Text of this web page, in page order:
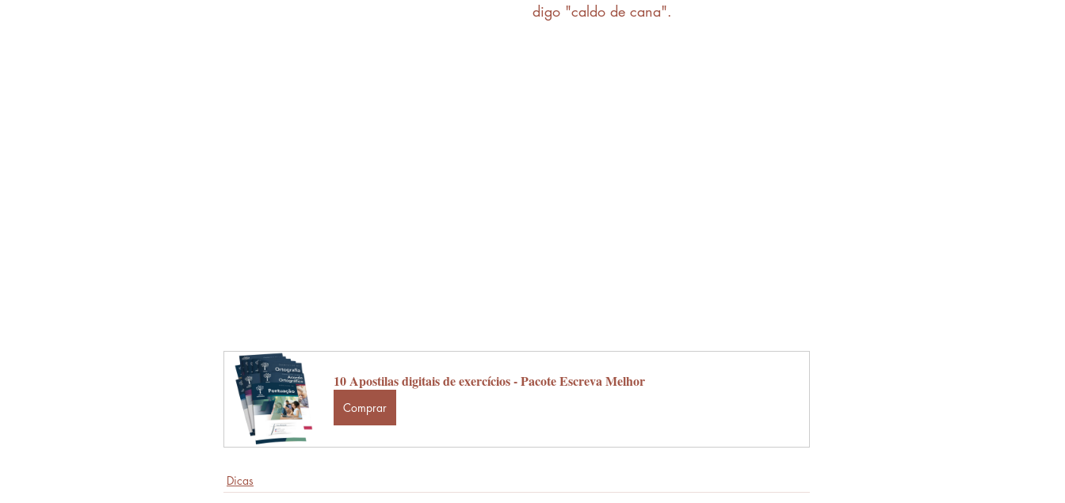
digo "caldo de cana".
10 Apostilas digitais de exercícios - Pacote Escreva Melhor
Comprar
Dicas